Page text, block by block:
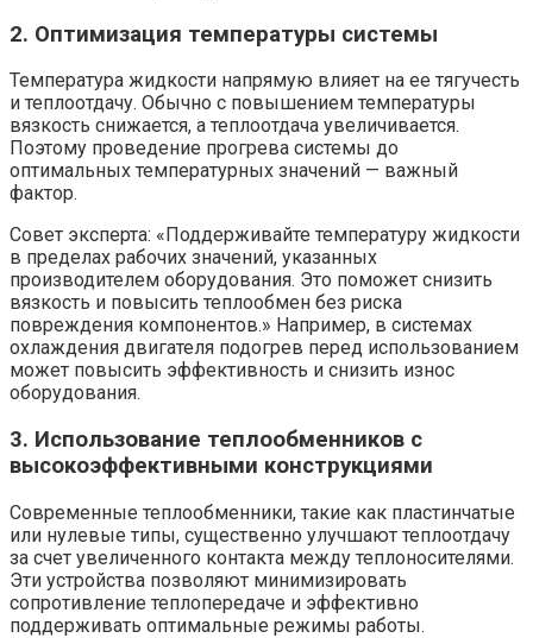
2. Оптимизация температуры системы
Температура жидкости напрямую влияет на ее тягучесть
и теплоотдачу. Обычно с повышением температуры
вязкость снижается, а теплоотдача увеличивается.
Поэтому проведение прогрева системы до
оптимальных температурных значений — важный
фактор.
Совет эксперта: «Поддерживайте температуру жидкости
в пределах рабочих значений, указанных
производителем оборудования. Это поможет снизить
вязкость и повысить теплообмен без риска
повреждения компонентов.» Например, в системах
охлаждения двигателя подогрев перед использованием
может повысить эффективность и снизить износ
оборудования.
3. Использование теплообменников с
высокоэффективными конструкциями
Современные теплообменники, такие как пластинчатые
или нулевые типы, существенно улучшают теплоотдачу
за счет увеличенного контакта между теплоносителями.
Эти устройства позволяют минимизировать
сопротивление теплопередаче и эффективно
поддерживать оптимальные режимы работы.